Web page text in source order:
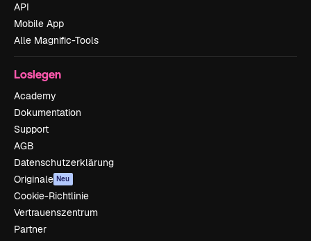
API
Mobile App
Alle Magnific-Tools
Loslegen
Academy
Dokumentation
Support
AGB
Datenschutzerklärung
Originale Neu
Cookie-Richtlinie
Vertrauenszentrum
Partner